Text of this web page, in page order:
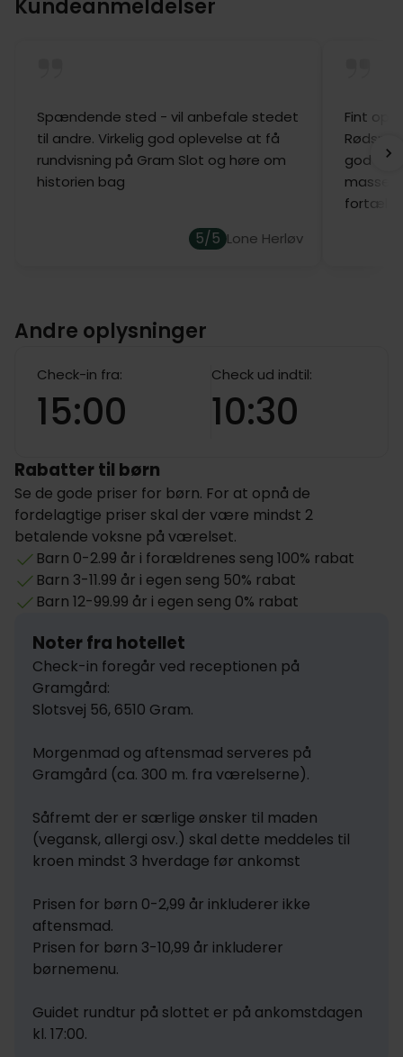
Kundeanmeldelser
Spændende sted - vil anbefale stedet
til andre. Virkelig god oplevelse at få
rundvisning på Gram Slot og høre om
historien bag
5/5 Lone Herløv
Fint
god
masse
fortæller
Andre oplysninger
Check-in fra:
15:00
Check ud indtil:
10:30
Rabatter til børn
Se de gode priser for børn. For at opnå de
fordelagtige priser skal der være mindst 2
betalende voksne på værelset.
Barn 0-2.99 år i forældrenes seng 100% rabat
Barn 3-11.99 år i egen seng 50% rabat
Barn 12-99.99 år i egen seng 0% rabat
Noter fra hotellet
Check-in foregår ved receptionen på
Gramgård:
Slotsvej 56, 6510 Gram.
Morgenmad og aftensmad serveres på
Gramgård (ca. 300 m. fra værelserne).
Såfremt der er særlige ønsker til maden
(vegansk, allergi osv.) skal dette meddeles til
kroen mindst 3 hverdage før ankomst
Prisen for børn 0-2,99 år inkluderer ikke
aftensmad.
Prisen for børn 3-10,99 år inkluderer
børnemenu.
Guidet rundtur på slottet er på ankomstdagen
kl. 17:00.